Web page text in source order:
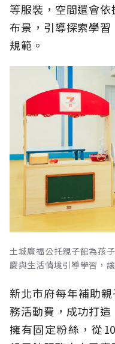
等服裝，空間還會
布景，引導探索學
規範。
土城廣福公托親子館為孩
慶與生活情境引導學習，
新北市府每年補助
務活動費，成功打造
擁有固定粉絲，從